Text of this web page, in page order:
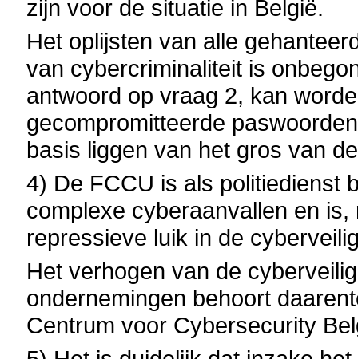
zijn voor de situatie in België.
Het oplijsten van alle
van cybercriminaliteit is
antwoord op vraag 2, kan
gecompromitteerde
basis liggen van het gros van
4) De FCCU is als politiedienst
complexe cyberaanvallen en
repressieve luik in de
Het verhogen van de
ondernemingen behoort
Centrum voor Cybersecurity